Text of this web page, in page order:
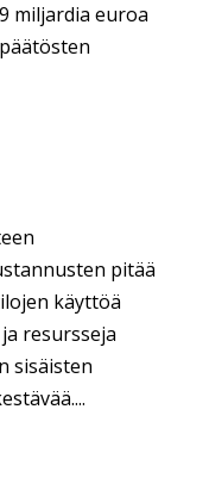
miljardia euroa
pitää
käyttöä
resursseja
sisäisten